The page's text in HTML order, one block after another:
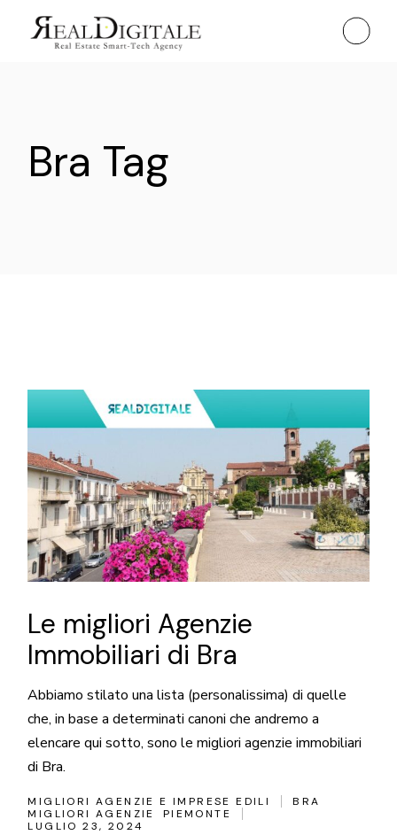
Bra Tag
Le migliori Agenzie
Immobiliari di Bra
Abbiamo stilato una lista (personalissima) di quelle
che, in base a determinati canoni che andremo a
elencare qui sotto, sono le migliori agenzie immobiliari
di Bra.
MIGLIORI AGENZIE E IMPRESE EDILI
BRA
MIGLIORI AGENZIE
PIEMONTE
LUGLIO 23, 2024